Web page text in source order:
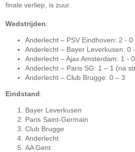
finale verliep, is zuur.
Wedstrijden:
Anderlecht – PSV Eindhoven: 2 - 0
Anderlecht – Bayer Leverkusen: 0
Anderlecht – Ajax Amsterdam: 1 - 0
Anderlecht – Paris SG: 1 – 1 (na
Anderlecht – Club Brugge: 0 – 3
Eindstand:
Bayer Leverkusen
Paris Saint-Germain
Club Brugge
Anderlecht
AA Gent